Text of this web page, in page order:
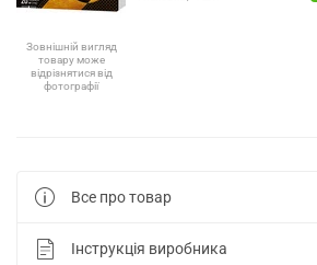
Зовнішній вигляд
товару може
відрізнятися від
фотографії
Все про товар
Інструкція виробника